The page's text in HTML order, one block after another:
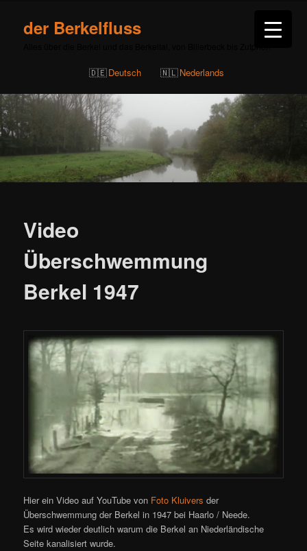
der Berkelfluss
Deutsch Nederlands
Video
Überschwemmung
Berkel 1947
Hier ein Video auf YouTube von Foto Kluivers der
Überschwemmung der Berkel in 1947 bei Haarlo / Neede.
Es wird wieder deutlich warum die Berkel an Niederländische
Seite kanalisiert wurde.